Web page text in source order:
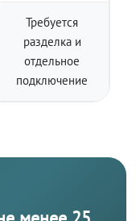
Требуется
разделка и
отдельное
подключение